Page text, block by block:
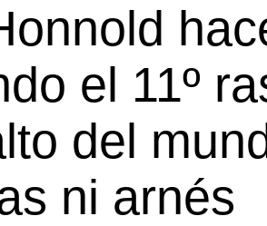
el 11º
del
ni arnés